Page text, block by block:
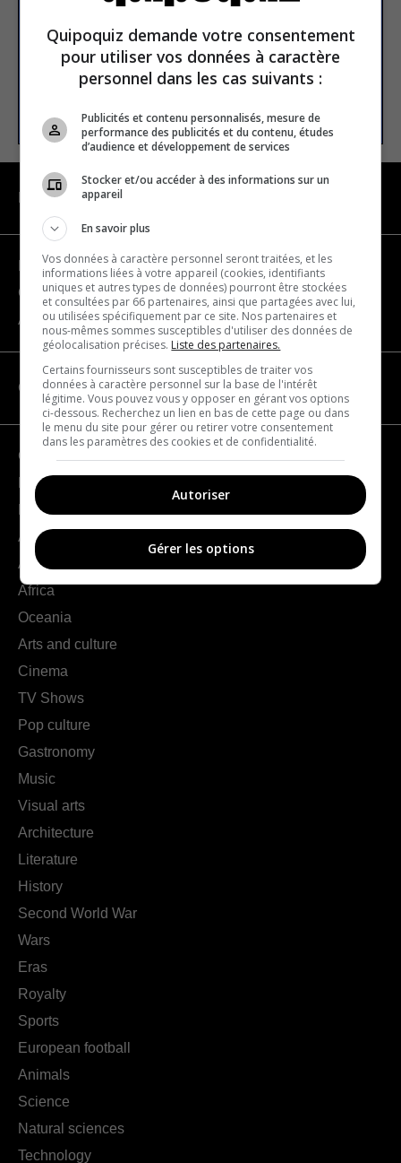
Email address
NAVIGATION
Become a partner
Contact us
About us
CATEGORIES
Geography
France
Europe
Americas
Asia
Africa
Oceania
Arts and culture
Cinema
TV Shows
Pop culture
Gastronomy
Music
Visual arts
Architecture
Literature
History
Second World War
Wars
Eras
Royalty
Sports
European football
Animals
Science
Natural sciences
Technology
Quipoquiz demande votre consentement
pour utiliser vos données à caractère
personnel dans les cas suivants :
Publicités et contenu personnalisés, mesure de
performance des publicités et du contenu, études
d’audience et développement de services
Stocker et/ou accéder à des informations sur un
appareil
En savoir plus
Vos données à caractère personnel seront traitées, et les
informations liées à votre appareil (cookies, identifiants
uniques et autres types de données) pourront être stockées
et consultées par 66 partenaires, ainsi que partagées avec lui,
ou utilisées spécifiquement par ce site. Nos partenaires et
nous-mêmes sommes susceptibles d'utiliser des données de
géolocalisation précises. Liste des partenaires.
Certains fournisseurs sont susceptibles de traiter vos
données à caractère personnel sur la base de l'intérêt
légitime. Vous pouvez vous y opposer en gérant vos options
ci-dessous. Recherchez un lien en bas de cette page ou dans
le menu du site pour gérer ou retirer votre consentement
dans les paramètres des cookies et de confidentialité.
Autoriser
Gérer les options